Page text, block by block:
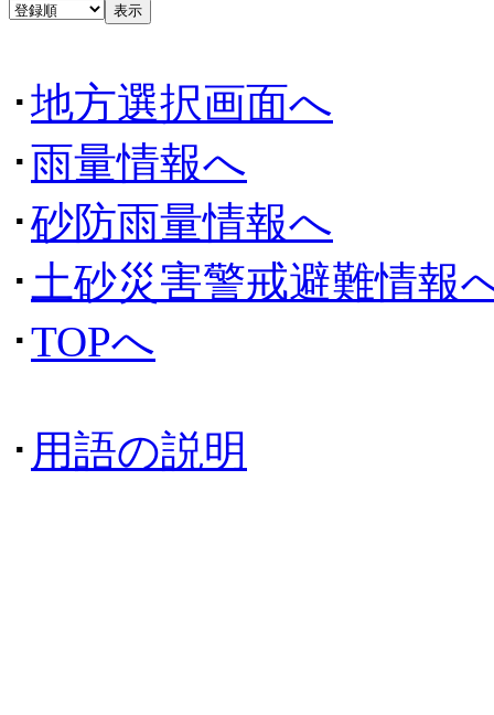
･地方選択画面へ
･雨量情報へ
･砂防雨量情報へ
･ 土砂災害警戒避難情報
･TOPへ
･ 用語の説明